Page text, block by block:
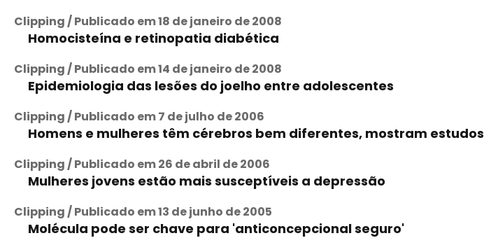
Clipping / Publicado em 18 de janeiro de 2008
Homocisteína e retinopatia diabética
Clipping / Publicado em 14 de janeiro de 2008
Epidemiologia das lesões do joelho entre adolescentes
Clipping / Publicado em 7 de julho de 2006
Homens e mulheres têm cérebros bem diferentes, mostram estudos
Clipping / Publicado em 26 de abril de 2006
Mulheres jovens estão mais susceptíveis a depressão
Clipping / Publicado em 13 de junho de 2005
Molécula pode ser chave para 'anticoncepcional seguro'